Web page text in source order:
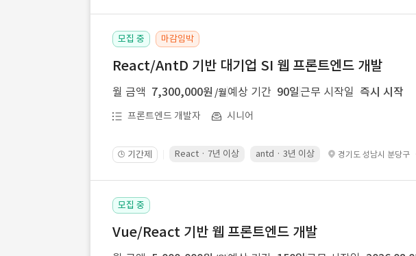
모집 중 마감임박
React/AntD 기반 대기업 SI 웹 프론트엔드 개발
월 금액 7,300,000원 /월예상 기간 90일 근무 시작일 즉시 시작
프론트엔드 개발자 시니어
🕒 기간제 React · 7년 이상 antd · 3년 이상 경기도 성남시 분당구
모집 중
Vue/React 기반 웹 프론트엔드 개발